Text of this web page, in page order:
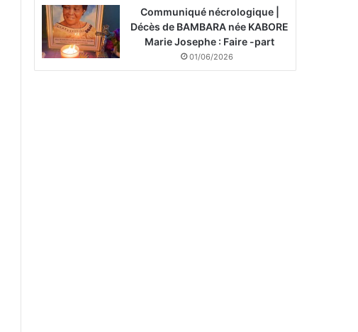
Communiqué nécrologique |
Décès de BAMBARA née KABORE
Marie Josephe : Faire -part
01/06/2026